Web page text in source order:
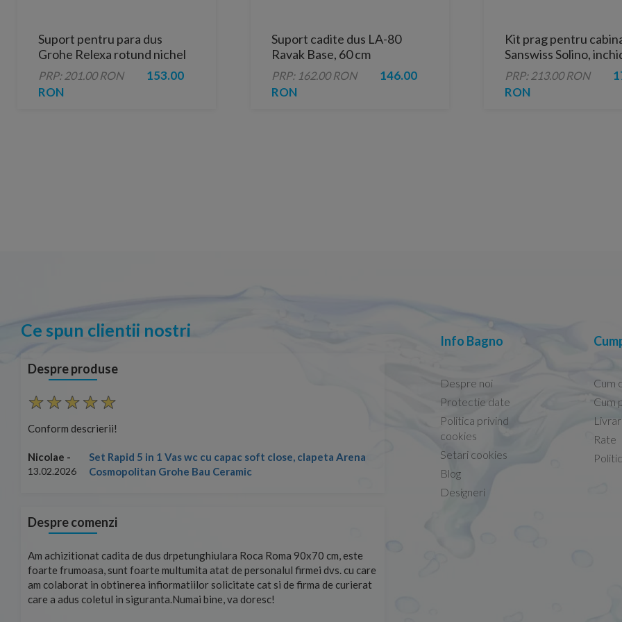
Suport pentru para dus
Grohe Relexa rotund nichel
periat
PRP: 201.00 RON
153.00
RON
Suport cadite dus LA-80
Ravak Base, 60 cm
PRP: 162.00 RON
146.00
RON
Kit prag pentru
Sanswiss Solino,
etansa
PRP: 213.00 RON
RON
Ce spun clientii nostri
Despre produse
Conform descrierii!
Nicolae -
13.02.2026
Set Rapid 5 in 1 Vas wc cu capac soft close, clapeta Arena
Cosmopolitan Grohe Bau Ceramic
Conform descrierii!
13.02.2026
Despre comenzi
Am achizitionat cadita de dus drpetunghiulara Roca Roma 90x70 cm, este
foarte frumoasa, sunt foarte multumita atat de personalul firmei dvs. cu care
am colaborat in obtinerea infiormatiilor solicitate cat si de firma de curierat
care a adus coletul in siguranta.Numai bine, va doresc!
Info Bagno
Despre noi
Protectie date
Politica privind
cookies
Setari cookies
Blog
Designeri
Cum
Cum
Rate